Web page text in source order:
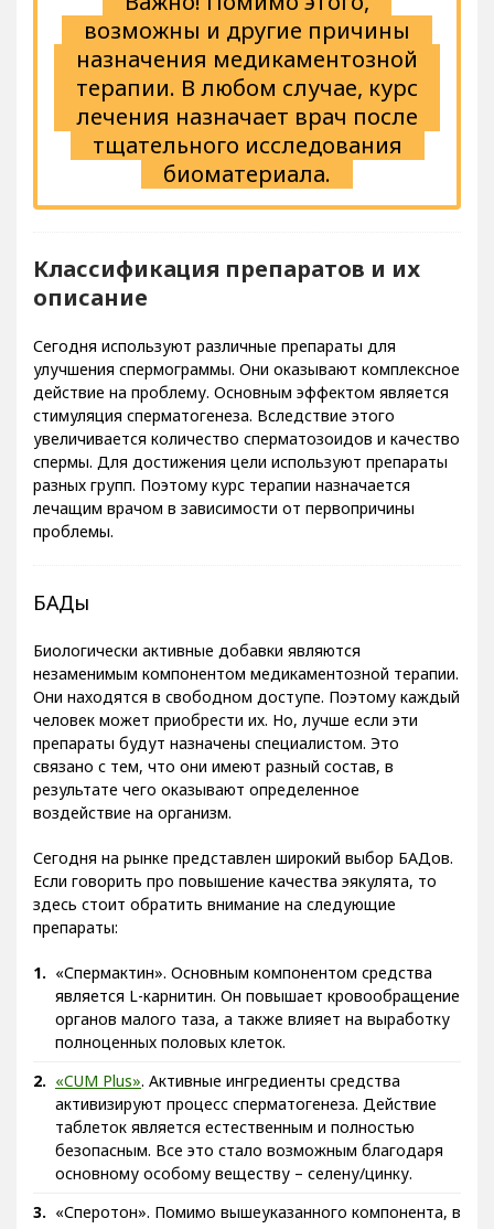
Важно! Помимо этого,
возможны и другие причины
назначения медикаментозной
терапии. В любом случае, курс
лечения назначает врач после
тщательного исследования
биоматериала.
Классификация препаратов и их
описание
Сегодня используют различные препараты для
улучшения спермограммы. Они оказывают комплексное
действие на проблему. Основным эффектом является
стимуляция сперматогенеза. Вследствие этого
увеличивается количество сперматозоидов и качество
спермы. Для достижения цели используют препараты
разных групп. Поэтому курс терапии назначается
лечащим врачом в зависимости от первопричины
проблемы.
БАДы
Биологически активные добавки являются
незаменимым компонентом медикаментозной терапии.
Они находятся в свободном доступе. Поэтому каждый
человек может приобрести их. Но, лучше если эти
препараты будут назначены специалистом. Это
связано с тем, что они имеют разный состав, в
результате чего оказывают определенное
воздействие на организм.
Сегодня на рынке представлен широкий выбор БАДов.
Если говорить про повышение качества эякулята, то
здесь стоит обратить внимание на следующие
препараты:
«Спермактин». Основным компонентом средства
является L-карнитин. Он повышает кровообращение
органов малого таза, а также влияет на выработку
полноценных половых клеток.
«CUM Plus» . Активные ингредиенты средства
активизируют процесс сперматогенеза. Действие
таблеток является естественным и полностью
безопасным. Все это стало возможным благодаря
основному особому веществу – селену/цинку.